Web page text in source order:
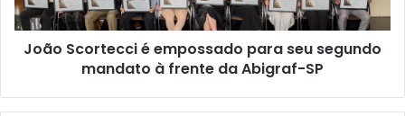
mandato
à
frente
SP
João Scortecci é empossado para seu segundo
mandato à frente da Abigraf-SP